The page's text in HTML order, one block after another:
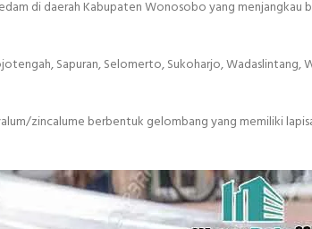
di daerah Kabupaten Wonosobo yang menjangkau
Sapuran, Selomerto, Sukoharjo, Wadaslintang,
zincalume berbentuk gelombang yang memiliki